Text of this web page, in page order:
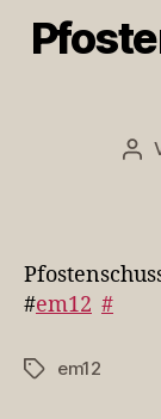
#em12 #
Schlagwörter
em12